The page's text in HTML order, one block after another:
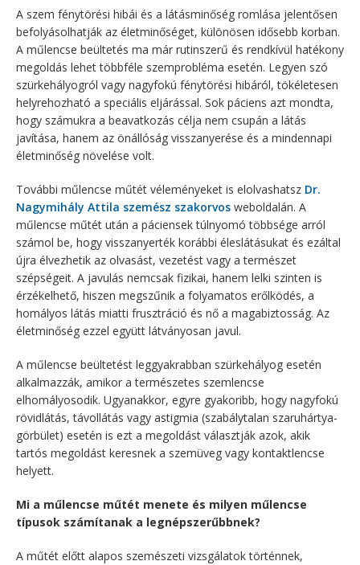
A szem fénytörési hibái és a látásminőség romlása jelentősen
befolyásolhatják az életminőséget, különösen idősebb korban.
A műlencse beültetés ma már rutinszerű és rendkívül hatékony
megoldás lehet többféle szemprobléma esetén. Legyen szó
szürkehályogról vagy nagyfokú fénytörési hibáról, tökéletesen
helyrehozható a speciális eljárással. Sok páciens azt mondta,
hogy számukra a beavatkozás célja nem csupán a látás
javítása, hanem az önállóság visszanyerése és a mindennapi
életminőség növelése volt.
További műlencse műtét véleményeket is elolvashatsz Dr.
Nagymihály Attila szemész szakorvos weboldalán. A
műlencse műtét után a páciensek túlnyomó többsége arról
számol be, hogy visszanyerték korábbi éleslátásukat és ezáltal
újra élvezhetik az olvasást, vezetést vagy a természet
szépségeit. A javulás nemcsak fizikai, hanem lelki szinten is
érzékelhető, hiszen megszűnik a folyamatos erőlködés, a
homályos látás miatti frusztráció és nő a magabiztosság. Az
életminőség ezzel együtt látványosan javul.
A műlencse beültetést leggyakrabban szürkehályog esetén
alkalmazzák, amikor a természetes szemlencse
elhomályosodik. Ugyanakkor, egyre gyakoribb, hogy nagyfokú
rövidlátás, távollátás vagy astigmia (szabálytalan szaruhártya-
görbület) esetén is ezt a megoldást választják azok, akik
tartós megoldást keresnek a szemüveg vagy kontaktlencse
helyett.
Mi a műlencse műtét menete és milyen műlencse
típusok számítanak a legnépszerűbbnek?
A műtét előtt alapos szemészeti vizsgálatok történnek,